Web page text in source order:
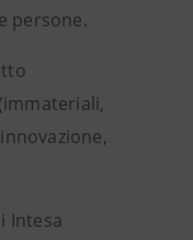
persone.
Intesa